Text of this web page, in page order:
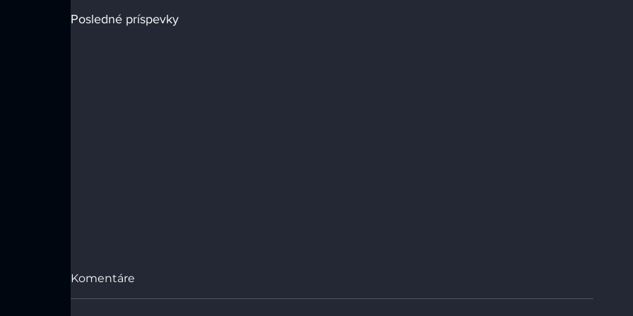
Posledné príspevky
Komentáre